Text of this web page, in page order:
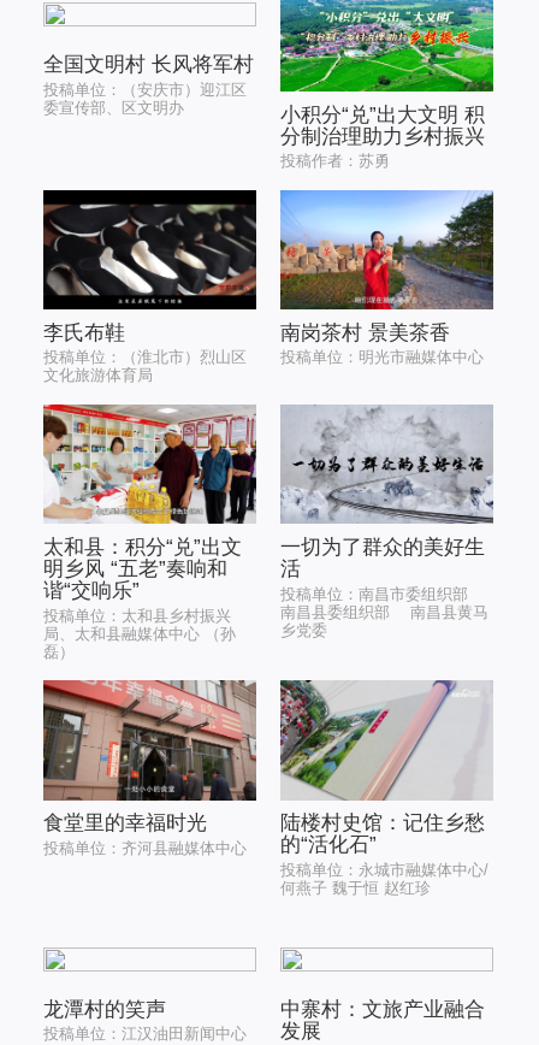
全国文明村 长风将军村
投稿单位：（安庆市）迎江区
委宣传部、区文明办
小积分“兑”出大文明 积
分制治理助力乡村振兴
投稿作者：苏勇
李氏布鞋
投稿单位：（淮北市）烈山区
文化旅游体育局
南岗茶村 景美茶香
投稿单位：明光市融媒体中心
太和县：积分“兑”出文
明乡风 “五老”奏响和
谐“交响乐”
投稿单位：太和县乡村振兴
局、太和县融媒体中心 （孙
磊）
一切为了群众的美好生
活
投稿单位：南昌市委组织部
南昌县委组织部 南昌县黄马
乡党委
食堂里的幸福时光
投稿单位：齐河县融媒体中心
陆楼村史馆：记住乡愁
的“活化石”
投稿单位：永城市融媒体中心/
何燕子 魏于恒 赵红珍
龙潭村的笑声
投稿单位：江汉油田新闻中心
中寨村：文旅产业融合
发展